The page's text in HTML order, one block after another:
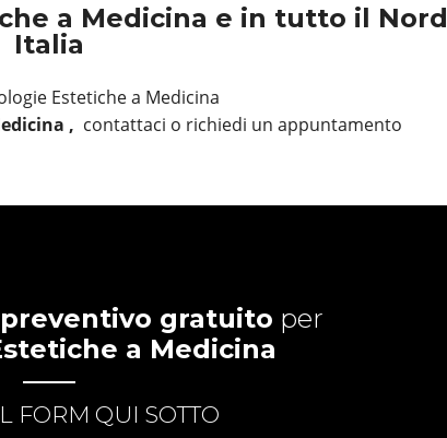
a Medicina e in tutto il Nord
Italia
Estetiche a Medicina
, contattaci o richiedi un appuntamento
preventivo gratuito per
a Medicina
FORM QUI SOTTO